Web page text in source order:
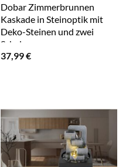
Dobar Zimmerbrunnen
Kaskade in Steinoptik mit
Deko-Steinen und zwei
Schalen
37,99€